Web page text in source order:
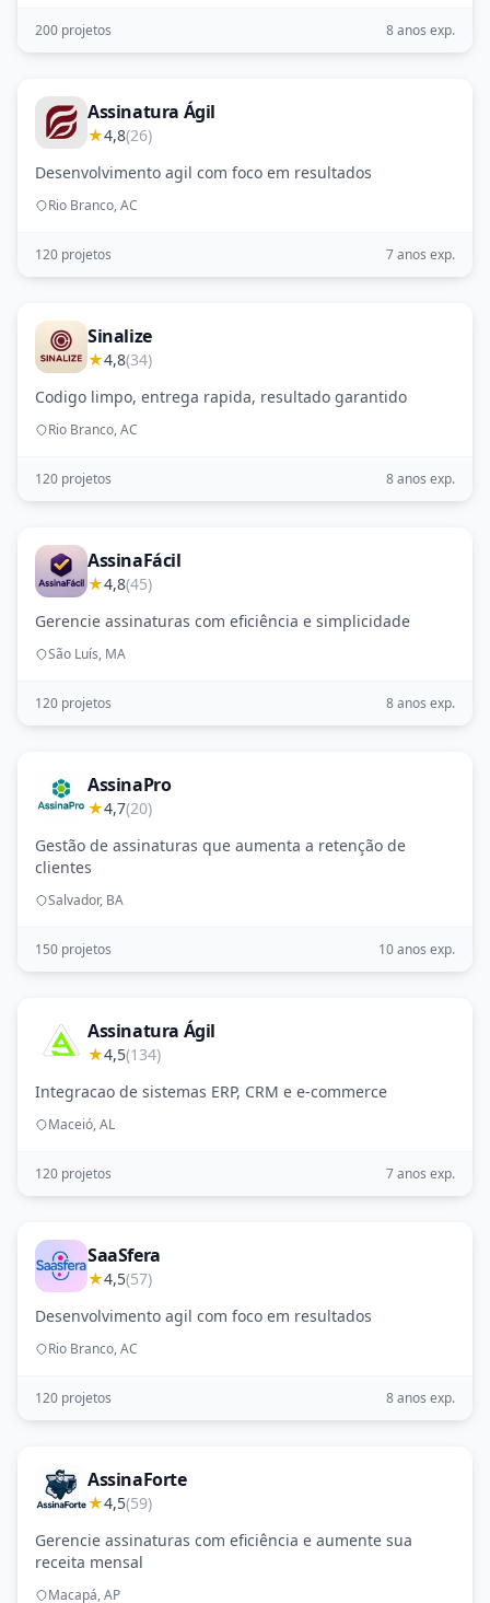
200 projetos 8 anos exp.
Assinatura Ágil
★4,8(26)
Desenvolvimento agil com foco em resultados
Rio Branco, AC
120 projetos 7 anos exp.
Sinalize
★4,8(34)
Codigo limpo, entrega rapida, resultado garantido
Rio Branco, AC
120 projetos 8 anos exp.
AssinaFácil
★4,8(45)
Gerencie assinaturas com eficiência e simplicidade
São Luís, MA
120 projetos 8 anos exp.
AssinaPro
★4,7(20)
Gestão de assinaturas que aumenta a retenção de
clientes
Salvador, BA
150 projetos 10 anos exp.
Assinatura Ágil
★4,5(134)
Integracao de sistemas ERP, CRM e e-commerce
Maceió, AL
120 projetos 7 anos exp.
SaaSfera
★4,5(57)
Desenvolvimento agil com foco em resultados
Rio Branco, AC
120 projetos 8 anos exp.
AssinaForte
★4,5(59)
Gerencie assinaturas com eficiência e aumente sua
receita mensal
Macapá, AP